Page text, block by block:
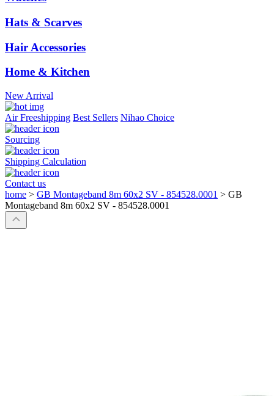
Hats & Scarves
Hair Accessories
Home & Kitchen
New Arrival
Air Freeshipping Best Sellers Nihao Choice
Sourcing
Shipping Calculation
Contact us
home > GB Montageband 8m 60x2 SV - 854528.0001 > GB
Montageband 8m 60x2 SV - 854528.0001